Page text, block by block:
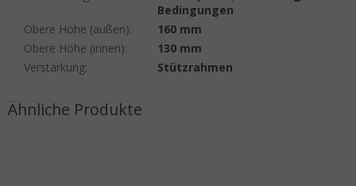
Bedingungen
Obere Höhe (außen):
160 mm
Obere Höhe (innen):
130 mm
Verstärkung: Stützrahmen